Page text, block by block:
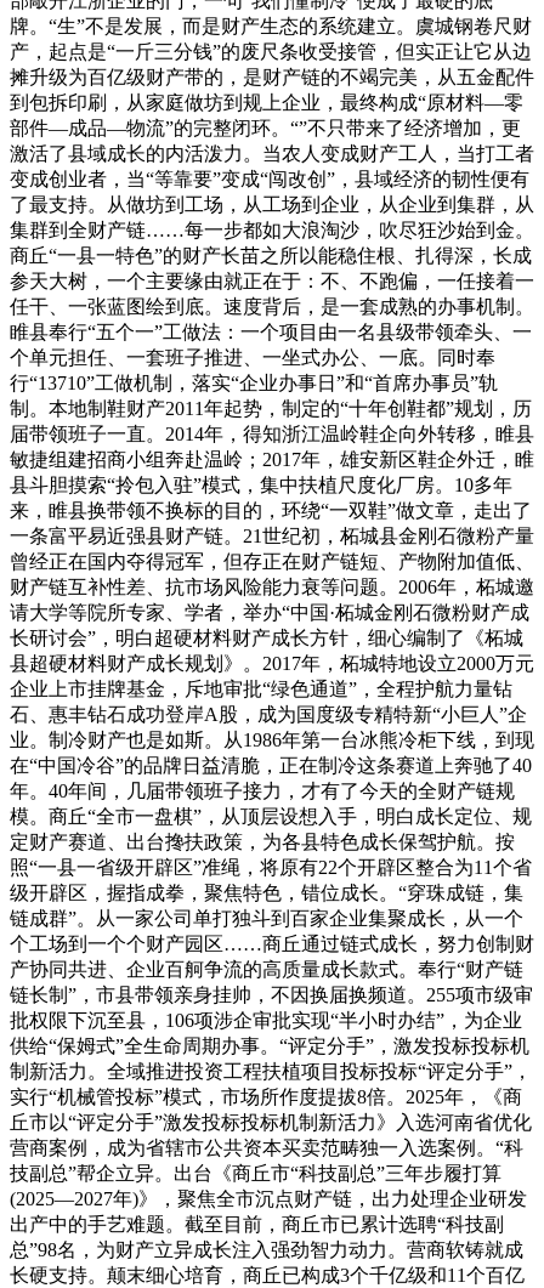
牌。“生”不是发展，而是财产生态的系统建立。虞城钢卷尺财
产，起点是“一斤三分钱”的废尺条收受接管，但实正让它从边
摊升级为百亿级财产带的，是财产链的不竭完美，从五金配件
到包拆印刷，从家庭做坊到规上企业，最终构成“原材料—零
部件—成品—物流”的完整闭环。“”不只带来了经济增加，更
激活了县域成长的内活泼力。当农人变成财产工人，当打工者
变成创业者，当“等靠要”变成“闯改创”，县域经济的韧性便有
了最支持。从做坊到工场，从工场到企业，从企业到集群，从
集群到全财产链……每一步都如大浪淘沙，吹尽狂沙始到金。
商丘“一县一特色”的财产长苗之所以能稳住根、扎得深，长成
参天大树，一个主要缘由就正在于：不、不跑偏，一任接着一
任干、一张蓝图绘到底。速度背后，是一套成熟的办事机制。
睢县奉行“五个一”工做法：一个项目由一名县级带领牵头、一
个单元担任、一套班子推进、一坐式办公、一底。同时奉
行“13710”工做机制，落实“企业办事日”和“首席办事员”轨
制。本地制鞋财产2011年起势，制定的“十年创鞋都”规划，历
届带领班子一直。2014年，得知浙江温岭鞋企向外转移，睢县
敏捷组建招商小组奔赴温岭；2017年，雄安新区鞋企外迁，睢
县斗胆摸索“拎包入驻”模式，集中扶植尺度化厂房。10多年
来，睢县换带领不换标的目的，环绕“一双鞋”做文章，走出了
一条富平易近强县财产链。21世纪初，柘城县金刚石微粉产量
曾经正在国内夺得冠军，但存正在财产链短、产物附加值低、
财产链互补性差、抗市场风险能力衰等问题。2006年，柘城邀
请大学等院所专家、学者，举办“中国·柘城金刚石微粉财产成
长研讨会”，明白超硬材料财产成长方针，细心编制了《柘城
县超硬材料财产成长规划》。2017年，柘城特地设立2000万元
企业上市挂牌基金，斥地审批“绿色通道”，全程护航力量钻
石、惠丰钻石成功登岸A股，成为国度级专精特新“小巨人”企
业。制冷财产也是如斯。从1986年第一台冰熊冷柜下线，到现
在“中国冷谷”的品牌日益清脆，正在制冷这条赛道上奔驰了40
年。40年间，几届带领班子接力，才有了今天的全财产链规
模。商丘“全市一盘棋”，从顶层设想入手，明白成长定位、规
定财产赛道、出台搀扶政策，为各县特色成长保驾护航。按
照“一县一省级开辟区”准绳，将原有22个开辟区整合为11个省
级开辟区，握指成拳，聚焦特色，错位成长。“穿珠成链，集
链成群”。从一家公司单打独斗到百家企业集聚成长，从一个
个工场到一个个财产园区……商丘通过链式成长，努力创制财
产协同共进、企业百舸争流的高质量成长款式。奉行“财产链
链长制”，市县带领亲身挂帅，不因换届换频道。255项市级审
批权限下沉至县，106项涉企审批实现“半小时办结”，为企业
供给“保姆式”全生命周期办事。“评定分手”，激发投标投标机
制新活力。全域推进投资工程扶植项目投标投标“评定分手”，
实行“机械管投标”模式，市场所作度提拔8倍。2025年，《商
丘市以“评定分手”激发投标投标机制新活力》入选河南省优化
营商案例，成为省辖市公共资本买卖范畴独一入选案例。“科
技副总”帮企立异。出台《商丘市“科技副总”三年步履打算
(2025—2027年)》，聚焦全市沉点财产链，出力处理企业研发
出产中的手艺难题。截至目前，商丘市已累计选聘“科技副
总”98名，为财产立异成长注入强劲智力动力。营商软铸就成
长硬支持。颠末细心培育，商丘已构成3个千亿级和11个百亿